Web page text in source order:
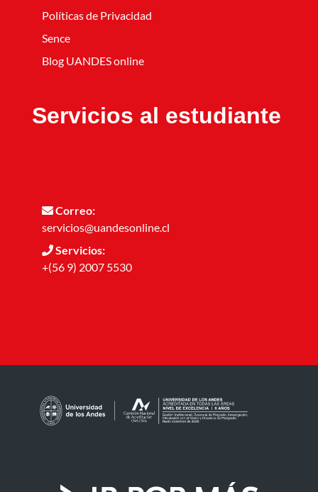
Políticas de Privacidad
Sence
Blog UANDES online
Servicios al estudiante
Correo:
servicios@uandesonline.cl
Servicios:
+(56 9) 2007 5530